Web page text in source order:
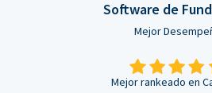
Software de
Mejor
Mejor rankeado en